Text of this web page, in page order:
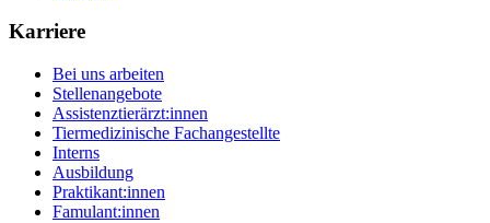
Karriere
Bei uns arbeiten
Stellenangebote
Assistenztierärzt:innen
Tiermedizinische Fachangestellte
Interns
Ausbildung
Praktikant:innen
Famulant:innen